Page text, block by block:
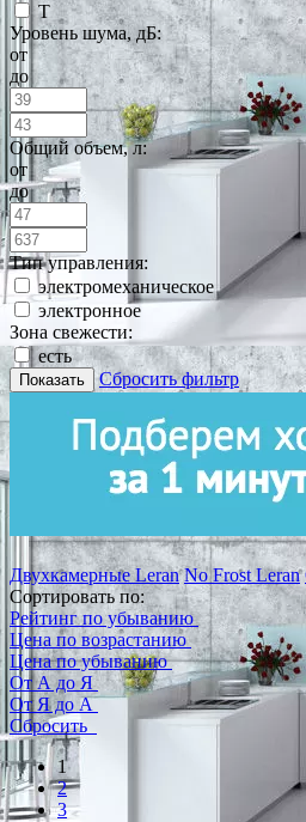
T
Уровень шума, дБ:
от
до
Общий объем, л:
от
до
Тип управления:
электромеханическое
электронное
Зона свежести:
есть
Показать Сбросить фильтр
Двухкамерные Leran No Frost Leran
Сортировать по:
Рейтинг по убыванию
Цена по возрастанию
Цена по убыванию
От А до Я
От Я до А
Сбросить
1
2
3